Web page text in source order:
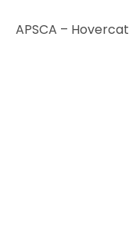
APSCA – Hovercat